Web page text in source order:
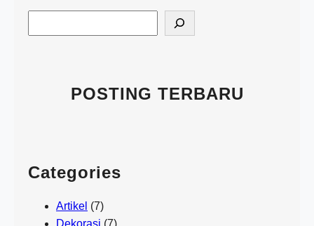
e
POSTING TERBARU
Categories
Artikel (7)
Dekorasi (7)